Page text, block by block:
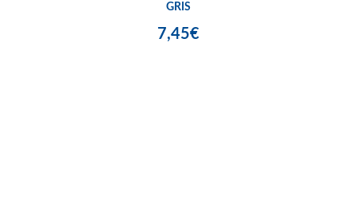
GRIS
7,45€